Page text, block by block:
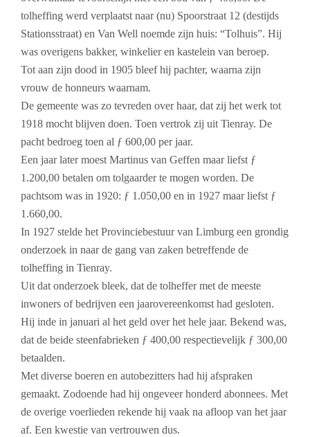
tolheffing werd verplaatst naar (nu) Spoorstraat 12 (destijds
Stationsstraat) en Van Well noemde zijn huis: “Tolhuis”. Hij
was overigens bakker, winkelier en kastelein van beroep.
Tot aan zijn dood in 1905 bleef hij pachter, waarna zijn
vrouw de honneurs waarnam.
De gemeente was zo tevreden over haar, dat zij het werk tot
1918 mocht blijven doen. Toen vertrok zij uit Tienray. De
pacht bedroeg toen al ƒ 600,00 per jaar.
Een jaar later moest Martinus van Geffen maar liefst ƒ
1.200,00 betalen om tolgaarder te mogen worden. De
pachtsom was in 1920: ƒ 1.050,00 en in 1927 maar liefst ƒ
1.660,00.
In 1927 stelde het Provinciebestuur van Limburg een grondig
onderzoek in naar de gang van zaken betreffende de
tolheffing in Tienray.
Uit dat onderzoek bleek, dat de tolheffer met de meeste
inwoners of bedrijven een jaarovereenkomst had gesloten.
Hij inde in januari al het geld over het hele jaar. Bekend was,
dat de beide steenfabrieken ƒ 400,00 respectievelijk ƒ 300,00
betaalden.
Met diverse boeren en autobezitters had hij afspraken
gemaakt. Zodoende had hij ongeveer honderd abonnees. Met
de overige voerlieden rekende hij vaak na afloop van het jaar
af. Een kwestie van vertrouwen dus.